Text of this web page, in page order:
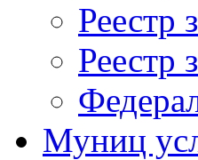
Реестр
Реестр
Муниц